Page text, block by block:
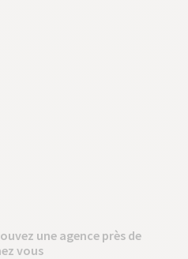
une agence près de
vous